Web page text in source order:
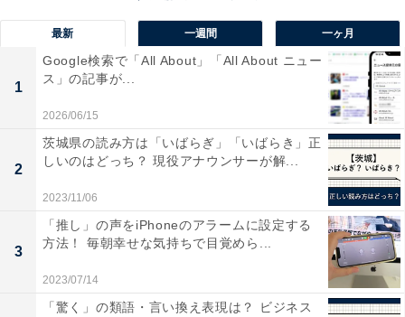
としても採用担当者は、出身大学名だけで評価するので
はなく、どこの学部なのか、どのような入試形態（一般
入試か推薦入試かなど）で入学したかも含めて総合的に
その学生を評価しようとします。同じ大学であっても学
部によって入試難易度が違うため、それによって学生自
身の能力も異なるからです。
実際に今回の調査で1位となった学部には優秀な学生も
多く、有名企業から内定を取り、社会で活躍している先
輩も多いため「就職力が高そう」と思われるのも自然な
ことでしょう。
最新 一週間 一ヶ月
1
Google検索で「All About」「All About ニュー
ス」の記事が...
2026/06/15
2
茨城県の読み方は「いばらぎ」「いばらき」正
しいのはどっち？ 現役アナウンサーが解...
2023/11/06
3
「推し」の声をiPhoneのアラームに設定する
方法！ 毎朝幸せな気持ちで目覚めら...
2023/07/14
「驚く」の類語・言い換え表現は？ ビジネス